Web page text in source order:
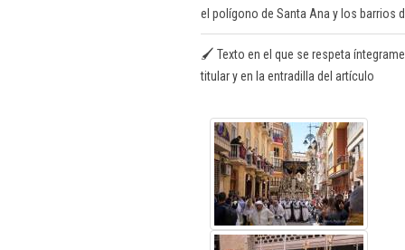
el polígono de Santa Ana y los barrios
🖌️ Texto en el que se respeta
titular y en la entradilla del artículo